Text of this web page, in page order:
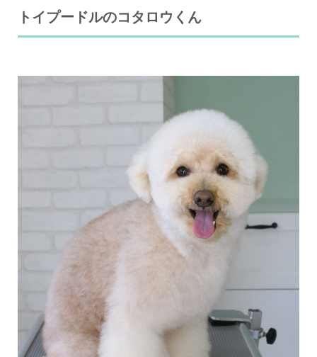
トイプードルのコタロウくん